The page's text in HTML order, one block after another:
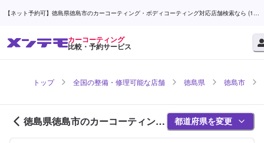
【ネット予約可】徳島県徳島市のカーコーティング・ボディコーティング対応店舗検索なら (1ペ
カーコーティング
比較・予約サービス
トップ 全国の整備・修理可能な店舗 徳島県 徳島市
徳島県徳島市のカーコーティング
対応店舗紹介 (1ページ目)
都道府県を変更